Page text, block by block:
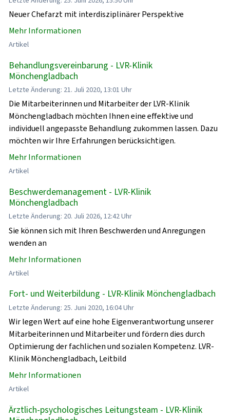
Neuer Chefarzt mit interdisziplinärer Perspektive
Mehr Informationen
Artikel
Behandlungsvereinbarung - LVR-Klinik
Mönchengladbach
Letzte Änderung: 21. Juli 2020, 13:01 Uhr
Die Mitarbeiterinnen und Mitarbeiter der LVR-Klinik
Mönchengladbach möchten Ihnen eine effektive und
individuell angepasste Behandlung zukommen lassen. Dazu
möchten wir Ihre Erfahrungen berücksichtigen.
Mehr Informationen
Artikel
Beschwerdemanagement - LVR-Klinik
Mönchengladbach
Letzte Änderung: 20. Juli 2026, 12:42 Uhr
Sie können sich mit Ihren Beschwerden und Anregungen
wenden an
Mehr Informationen
Artikel
Fort- und Weiterbildung - LVR-Klinik Mönchengladbach
Letzte Änderung: 25. Juni 2020, 16:04 Uhr
Wir legen Wert auf eine hohe Eigenverantwortung unserer
Mitarbeiterinnen und Mitarbeiter und fördern dies durch
Optimierung der fachlichen und sozialen Kompetenz. LVR-
Klinik Mönchengladbach, Leitbild
Mehr Informationen
Artikel
Ärztlich-psychologisches Leitungsteam - LVR-Klinik